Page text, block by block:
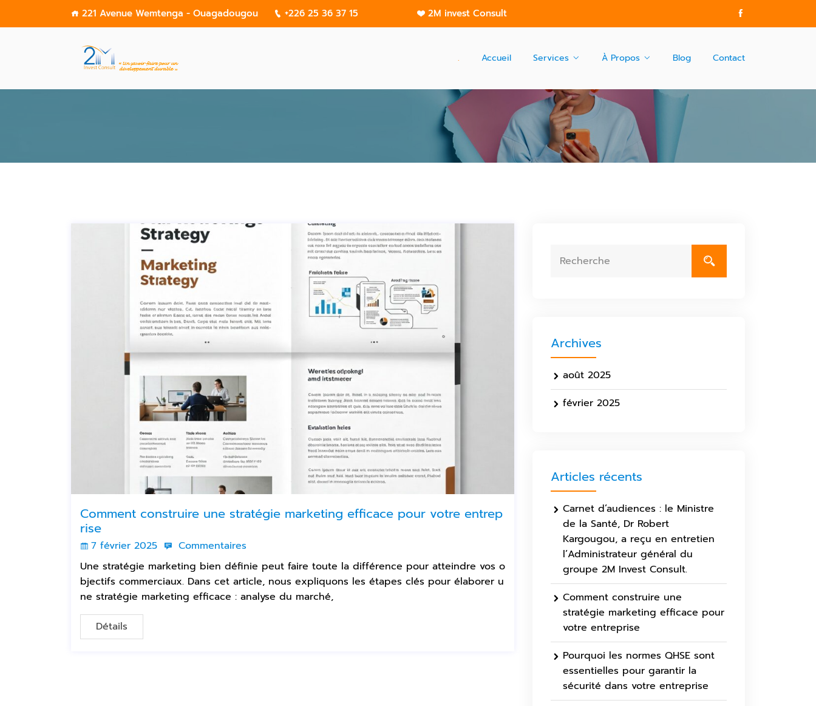
221 Avenue Wemtenga - Ouagadougou +226 25 36 37 15 2M invest Consult
. Accueil Services À Propos Blog Contact
Comment construire une stratégie marketing efficace pour votre entrep
rise
7 février 2025
Commentaires
Une stratégie marketing bien définie peut faire toute la différence pour atteindre vos o
bjectifs commerciaux. Dans cet article, nous expliquons les étapes clés pour élaborer u
ne stratégie marketing efficace : analyse du marché,
Détails
Archives
août 2025
février 2025
Articles récents
Carnet d’audiences : le Ministre
de la Santé, Dr Robert
Kargougou, a reçu en entretien
l’Administrateur général du
groupe 2M Invest Consult.
Comment construire une
stratégie marketing efficace pour
votre entreprise
Pourquoi les normes QHSE sont
essentielles pour garantir la
sécurité dans votre entreprise